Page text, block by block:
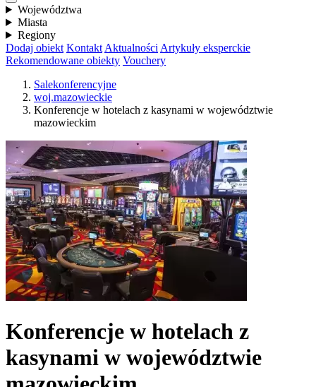
Województwa
Miasta
Regiony
Dodaj obiekt Kontakt Aktualności Artykuły eksperckie
Rekomendowane obiekty Vouchery
Salekonferencyjne
woj.mazowieckie
Konferencje w hotelach z kasynami w województwie
mazowieckim
Konferencje w hotelach z
kasynami w województwie